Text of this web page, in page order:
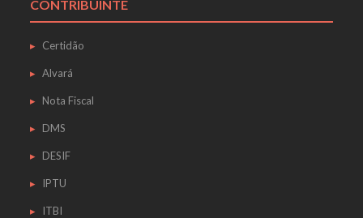
CONTRIBUINTE
Certidão
Alvará
Nota Fiscal
DMS
DESIF
IPTU
ITBI